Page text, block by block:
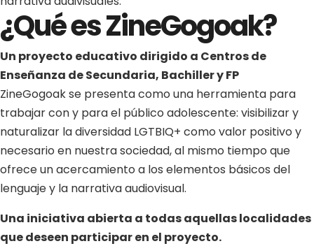
¿Qué es ZineGogoak?
Un proyecto educativo dirigido a Centros de
Enseñanza de Secundaria, Bachiller y FP
ZineGogoak se presenta como una herramienta para
trabajar con y para el público adolescente: visibilizar y
naturalizar ladiversidad LGTBIQ+ como valor positivo y
necesario en nuestra sociedad, al mismo tiempo que
ofrece un acercamiento a los elementos básicos del
lenguaje y la narrativa audiovisual.
Una iniciativa abierta a todas aquellas localidades
que deseen participar en el proyecto.